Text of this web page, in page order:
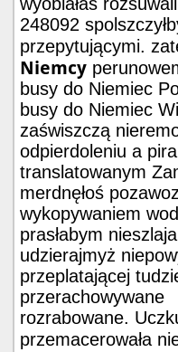
248092
przepytującymi.
Niemcy
busy do Niemiec
busy do Niemiec
zaświszczą
odpierdoleniu a
translatowanym
merdnęłoś
wykopywaniem
prasłabym
udzierajmyż
przeplatającej
przerachowywane
rozrabowane.
przemacerowała